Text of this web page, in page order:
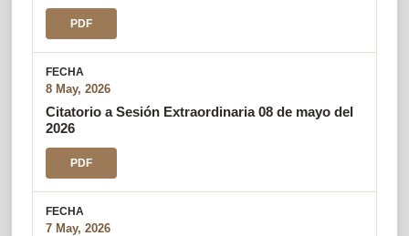
PDF
8 May, 2026
Citatorio a Sesión Extraordinaria 08 de mayo del
2026
PDF
7 May, 2026